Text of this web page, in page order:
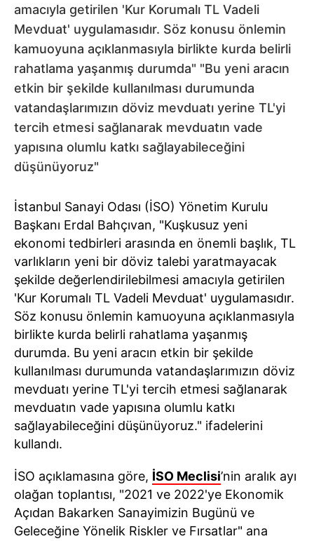
amacıyla getirilen 'Kur Korumalı TL Vadeli
Mevduat' uygulamasıdır. Söz konusu önlemin
kamuoyuna açıklanmasıyla birlikte kurda belirli
rahatlama yaşanmış durumda" "Bu yeni aracın
etkin bir şekilde kullanılması durumunda
vatandaşlarımızın döviz mevduatı yerine TL'yi
tercih etmesi sağlanarak mevduatın vade
yapısına olumlu katkı sağlayabileceğini
düşünüyoruz"
İstanbul Sanayi Odası (İSO) Yönetim Kurulu
Başkanı Erdal Bahçıvan, "Kuşkusuz yeni
ekonomi tedbirleri arasında en önemli başlık, TL
varlıkların yeni bir döviz talebi yaratmayacak
şekilde değerlendirilebilmesi amacıyla getirilen
'Kur Korumalı TL Vadeli Mevduat' uygulamasıdır.
Söz konusu önlemin kamuoyuna açıklanmasıyla
birlikte kurda belirli rahatlama yaşanmış
durumda. Bu yeni aracın etkin bir şekilde
kullanılması durumunda vatandaşlarımızın döviz
mevduatı yerine TL'yi tercih etmesi sağlanarak
mevduatın vade yapısına olumlu katkı
sağlayabileceğini düşünüyoruz." ifadelerini
kullandı.
İSO açıklamasına göre, İSO Meclisi’nin aralık ayı
olağan toplantısı, "2021 ve 2022'ye Ekonomik
Açıdan Bakarken Sanayimizin Bugünü ve
Geleceğine Yönelik Riskler ve Fırsatlar" ana